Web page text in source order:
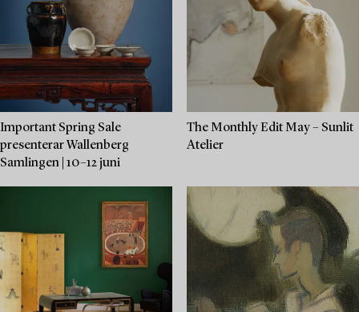
Important Spring Sale
presenterar Wallenberg
Samlingen | 10–12 juni
The Monthly Edit May – Sunlit
Atelier